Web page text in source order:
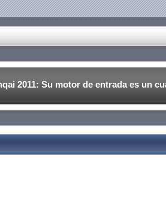
2011: Su motor de entrada es un